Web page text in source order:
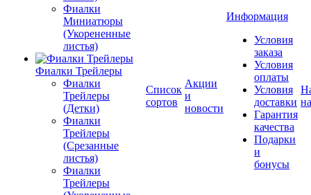
Фиалки
Миниатюры
(Укорененные
листья)
Фиалки Трейлеры
Фиалки
Трейлеры
(Детки)
Фиалки
Трейлеры
(Срезанные
листья)
Фиалки
Трейлеры
Список
сортов
Акции
и
новости
Информация
Условия
заказа
Условия
оплаты
Условия
доставки
Гарантия
качества
Подарки
и
бонусы